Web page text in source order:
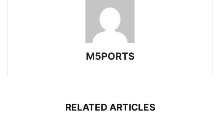
M5PORTS
RELATED ARTICLES